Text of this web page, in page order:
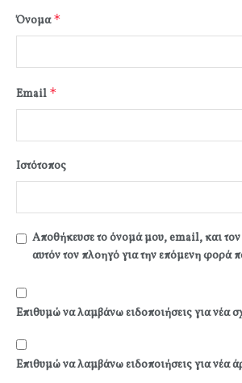
Όνομα*
Email *
Ιστότοπος
Αποθήκευσε το όνομά μου, email, και τον
αυτόν τον πλοηγό για την επόμενη φορά
Επιθυμώ να λαμβάνω ειδοποιήσεις για νέα
Επιθυμώ να λαμβάνω ειδοποιήσεις για νέα